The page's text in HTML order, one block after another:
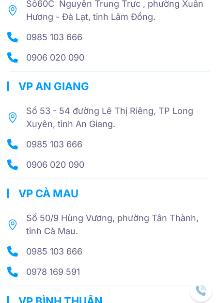
Số60C Nguyễn Trung Trực , phường Xuân
Hương - Đà Lạt, tỉnh Lâm Đồng.
0985 103 666
0906 020 090
VP AN GIANG
Số 53 - 54 đường Lê Thị Riêng, TP Long
Xuyên, tỉnh An Giang.
0985 103 666
0906 020 090
VP CÀ MAU
Số 50/9 Hùng Vương, phường Tân Thành,
tỉnh Cà Mau.
0985 103 666
0978 169 591